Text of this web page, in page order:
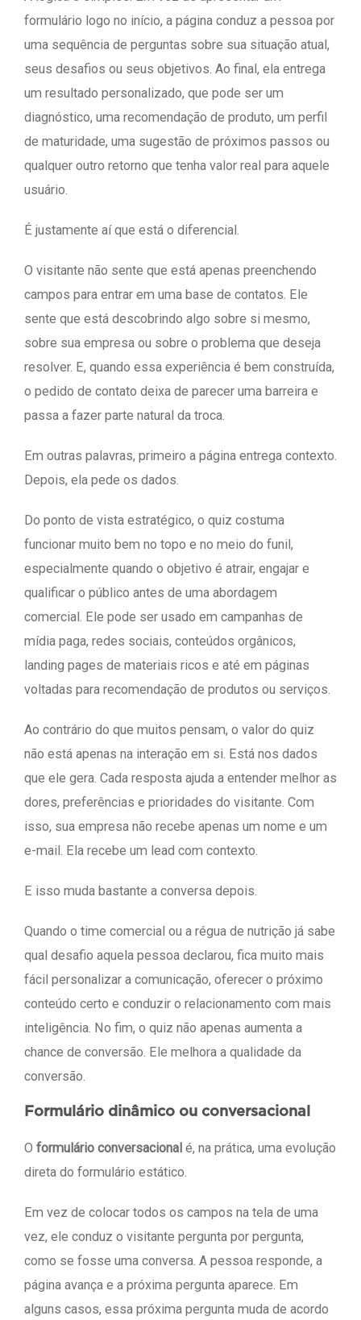
formulário logo no início, a página conduz a pessoa por
uma sequência de perguntas sobre sua situação atual,
seus desafios ou seus objetivos. Ao final, ela entrega
um resultado personalizado, que pode ser um
diagnóstico, uma recomendação de produto, um perfil
de maturidade, uma sugestão de próximos passos ou
qualquer outro retorno que tenha valor real para aquele
usuário.
É justamente aí que está o diferencial.
O visitante não sente que está apenas preenchendo
campos para entrar em uma base de contatos. Ele
sente que está descobrindo algo sobre si mesmo,
sobre sua empresa ou sobre o problema que deseja
resolver. E, quando essa experiência é bem construída,
o pedido de contato deixa de parecer uma barreira e
passa a fazer parte natural da troca.
Em outras palavras, primeiro a página entrega contexto.
Depois, ela pede os dados.
Do ponto de vista estratégico, o quiz costuma
funcionar muito bem no topo e no meio do funil,
especialmente quando o objetivo é atrair, engajar e
qualificar o público antes de uma abordagem
comercial. Ele pode ser usado em campanhas de
mídia paga, redes sociais, conteúdos orgânicos,
landing pages de materiais ricos e até em páginas
voltadas para recomendação de produtos ou serviços.
Ao contrário do que muitos pensam, o valor do quiz
não está apenas na interação em si. Está nos dados
que ele gera. Cada resposta ajuda a entender melhor as
dores, preferências e prioridades do visitante. Com
isso, sua empresa não recebe apenas um nome e um
e-mail. Ela recebe um lead com contexto.
E isso muda bastante a conversa depois.
Quando o time comercial ou a régua de nutrição já sabe
qual desafio aquela pessoa declarou, fica muito mais
fácil personalizar a comunicação, oferecer o próximo
conteúdo certo e conduzir o relacionamento com mais
inteligência. No fim, o quiz não apenas aumenta a
chance de conversão. Ele melhora a qualidade da
conversão.
Formulário dinâmico ou conversacional
O formulário conversacional é, na prática, uma evolução
direta do formulário estático.
Em vez de colocar todos os campos na tela de uma
vez, ele conduz o visitante pergunta por pergunta,
como se fosse uma conversa. A pessoa responde, a
página avança e a próxima pergunta aparece. Em
alguns casos, essa próxima pergunta muda de acordo